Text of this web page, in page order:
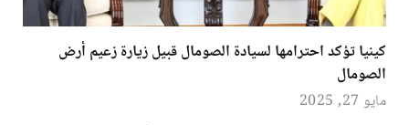
كينيا تؤكد احترامها لسيادة الصومال قبيل زيارة زعيم أرض
الصومال
مايو 27, 2025